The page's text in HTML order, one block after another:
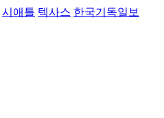
시애틀 텍사스 한국기독일보